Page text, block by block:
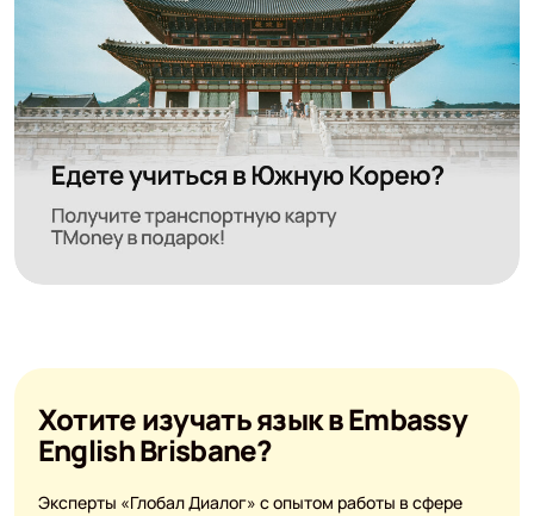
Хотите изучать язык в Embassy
English Brisbane?
Эксперты «Глобал Диалог» с опытом работы в сфере